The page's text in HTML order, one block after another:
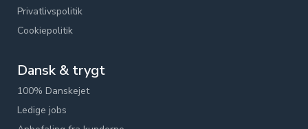
Privatlivspolitik
Cookiepolitik
Dansk & trygt
100% Danskejet
Ledige jobs